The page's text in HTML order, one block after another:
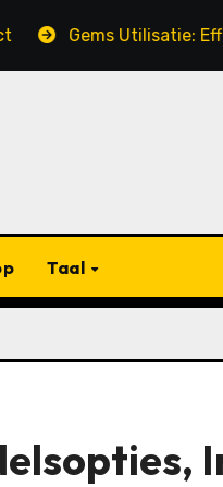
Gems Utilisatie: Effectief
Taal